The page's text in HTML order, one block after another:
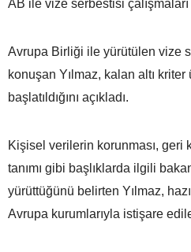
AB ile vize serbestisi çalışmaları
Avrupa Birliği ile yürütülen vize
konuşan Yılmaz, kalan altı kriter
başlatıldığını açıkladı.
Kişisel verilerin korunması, geri
tanımı gibi başlıklarda ilgili
yürüttüğünü belirten Yılmaz,
Avrupa kurumlarıyla istişare